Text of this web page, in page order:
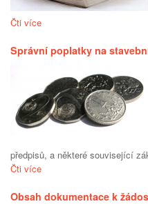
Čti více
Správní poplatky na
předpisů, a některé související
Čti více
Obsah dokumentace k